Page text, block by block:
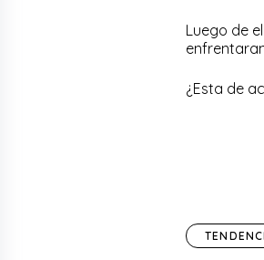
Luego de
¿Esta de